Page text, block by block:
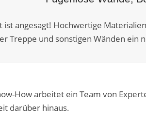
ist angesagt! Hochwertige
Treppe und sonstigen Wänden ein
How arbeitet ein Team von
darüber hinaus.